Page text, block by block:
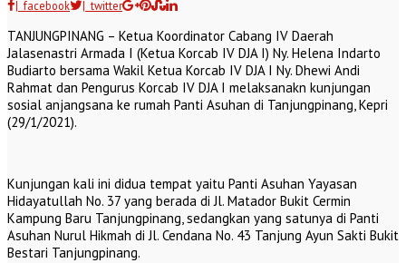
| facebook | twitter
TANJUNGPINANG – Ketua Koordinator Cabang IV Daerah
Jalasenastri Armada I (Ketua Korcab IV DJA I) Ny. Helena Indarto
Budiarto bersama Wakil Ketua Korcab IV DJA I Ny. Dhewi Andi
Rahmat dan Pengurus Korcab IV DJA I melaksanakn kunjungan
sosial anjangsana ke rumah Panti Asuhan di Tanjungpinang, Kepri
(29/1/2021).
Kunjungan kali ini didua tempat yaitu Panti Asuhan Yayasan
Hidayatullah No. 37 yang berada di Jl. Matador Bukit Cermin
Kampung Baru Tanjungpinang, sedangkan yang satunya di Panti
Asuhan Nurul Hikmah di Jl. Cendana No. 43 Tanjung Ayun Sakti Bukit
Bestari Tanjungpinang.